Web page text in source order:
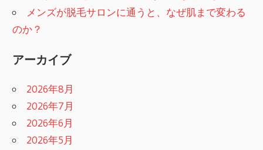
メンズが脱毛サロンに通うと、なぜ肌まで変わる
のか？
アーカイブ
2026年8月
2026年7月
2026年6月
2026年5月